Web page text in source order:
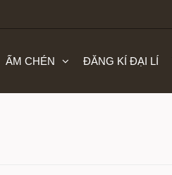
ẤM CHÉN ĐĂNG KÍ ĐẠI LÍ